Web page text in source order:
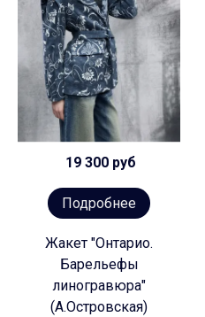
19 300 руб
Подробнее
Жакет "Онтарио.
Барельефы
линогравюра"
(А.Островская)